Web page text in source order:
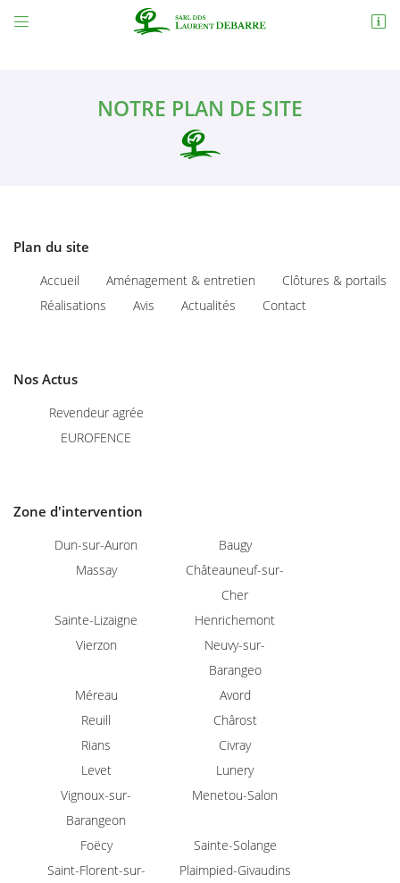

Accueil
& entretien
& portails

11 avenue Henri Debord
Adresse email de réception
En cochant cette case, vous consentez à recevoir nos propositions commerciales à
NOTRE PLAN DE SITE
Plan du site
Accueil
Aménagement & entretien
Clôtures & portails
Réalisations
Avis Actualités Contact
Nos Actus
Revendeur agrée
EUROFENCE
Zone d'intervention
Dun-sur-Auron
Baugy
Massay
Châteauneuf-sur-
Cher
Sainte-Lizaigne
Henrichemont
Vierzon
Neuvy-sur-
Barangeo
Méreau
Avord
Reuill
Chârost
Rians
Civray
Levet
Lunery
Vignoux-sur-
Barangeon
Menetou-Salon
Foëcy
Sainte-Solange
Saint-Florent-sur-
Plaimpied-Givaudins